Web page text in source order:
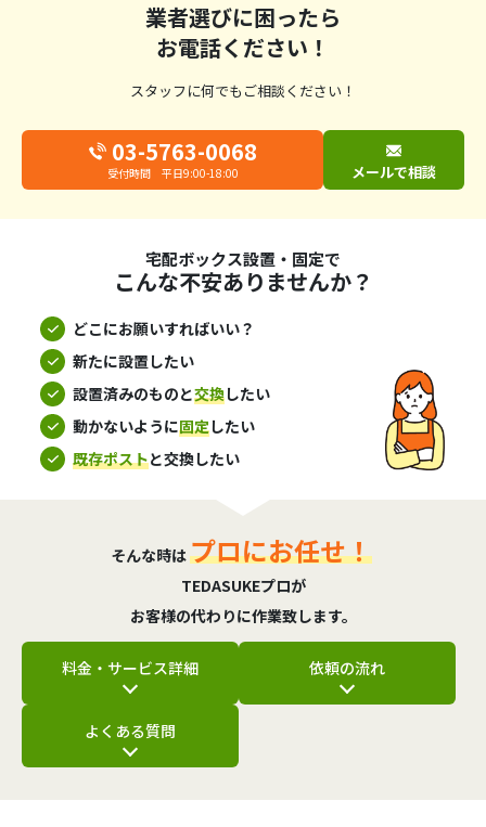
業者選びに困ったら
お電話ください！
スタッフに何でもご相談ください！
03-5763-0068
受付時間 平日9:00-18:00 メールで相談
宅配ボックス設置・固定で
こんな不安ありませんか？
どこにお願いすればいい？
新たに設置したい
設置済みのものと交換したい
動かないように固定したい
既存ポストと交換したい
そんな時はプロにお任せ！
TEDASUKEプロが
お客様の代わりに作業致します。
料金・サービス詳細 依頼の流れ
よくある質問